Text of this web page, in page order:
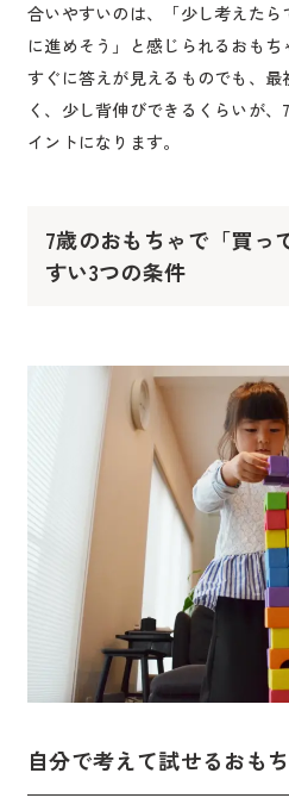
合いやすいのは、「少し考えた
に進めそう」と感じられるおもち
すぐに答えが見えるものでも、
く、少し背伸びできるくらいが
イントになります。
7歳のおもちゃで「買っ
すい3つの条件
自分で考えて試せるおも